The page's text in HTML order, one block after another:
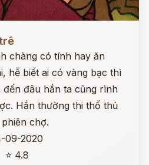
chàng có tính hay ăn
hễ biết ai có vàng bạc thì
đến đâu hắn ta cũng rình
Hắn thường thi thố thủ
chợ.
09-2020
⭐ 4.8